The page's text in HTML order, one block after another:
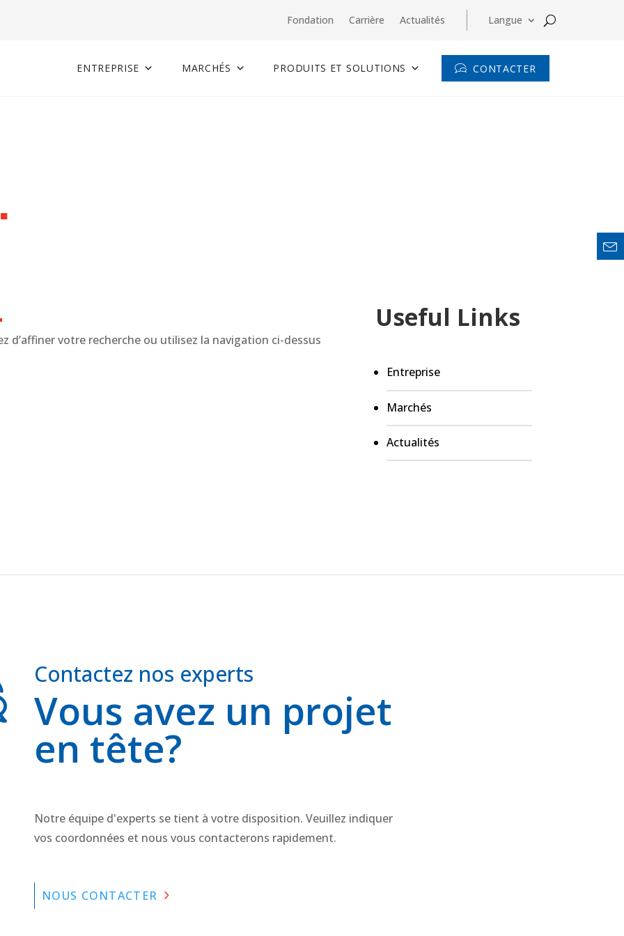
Fondation Carrière Actualités Langue
ENTREPRISE MARCHÉS PRODUITS ET SOLUTIONS CONTACTER
d’affiner votre recherche ou utilisez la navigation ci-dessus
Useful Links
Entreprise
Marchés
Actualités
Contactez nos experts
Vous avez un projet
en tête?
Notre équipe d'experts se tient à votre disposition. Veuillez indiquer
vos coordonnées et nous vous contacterons rapidement.
NOUS CONTACTER